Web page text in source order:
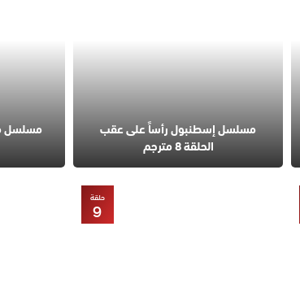
مسلسل إسطنبول رأساً على عقب
الحلقة 8 مترجم
حلقة
9